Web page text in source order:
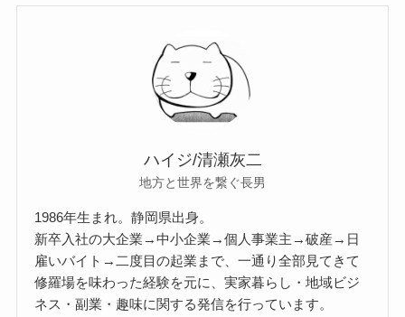
ハイジ/清瀬灰二
地方と世界を繋ぐ長男
1986年生まれ。静岡県出身。
新卒入社の大企業→中小企業→個人事業主→破産→日
雇いバイト→二度目の起業まで、一通り全部見てきて
修羅場を味わった経験を元に、実家暮らし・地域ビジ
ネス・副業・趣味に関する発信を行っています。